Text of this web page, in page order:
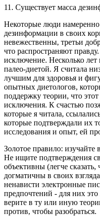
11. Существует масса
Некоторые люди намеренно
дезинформации в своих
невежественны, третьи
что распространяют
исключение. Несколько лет
палео-диетой. Я считала
лучшим для здоровья и
опытных диетологов,
поддержку теории, что
исключения. К счастью
которые я читала,
которые подтверждали их
исследования и опыт, ей
Золотое правило: изучайте
Не ищите подтверждения
объективны (легче
догматичны в своих
ненависти электронные
предпочтений - для них
верите в ту или иную
против, чтобы разобраться.